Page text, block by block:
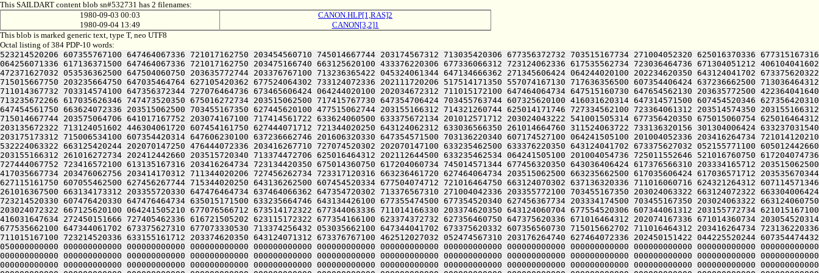
This SAILDART content blob sn#532731 has 2 filenames:
1980-09-03 00:03
CANON.HLP[1,RAS]2
1980-09-04 13:49
CANON[3,2]1
This blob is marked generic text, type T, neo UTF8
Octal listing of 384 PDP-10 words:
523214520206 607355767100 647464067336 721017162750 203454560710 745014667744 203174567312 713035420306 677356372732 703515167734 271004052320 625016370336 677315167316
064256071336 617136371500 647464067336 721017162750 203475166740 663125620100 433376220306 677336066312 723124062336 617535562734 723036464736 671304051212 406104041602
472371627032 053536362500 647504060750 203635772744 203376767100 713236365422 045324061344 647134666362 271345606424 064244020100 202234620350 643124041702 673375620322
715015667750 203235664750 647035464764 627105420362 677524064302 733124072336 202111720206 517514171350 557074167130 717636356500 607354406424 637236662500 713036464312
711014367732 703314574100 647356372344 727076464736 673465606424 064244020100 202034672312 711015172100 647464064734 647515160730 647654562130 203635772500 422364041640
713235672266 617035626346 747473520350 675016272734 203515062500 717415767730 647354706424 703455763744 607325620100 416031620314 647314571500 607454520346 627356420310
647454561750 663624072336 203515062500 703455167350 627445620100 477515062744 203155166312 714321260744 625014171746 727334562100 723364061312 203514574350 203155166312
715014667744 203575064706 641017167752 203074167100 717414561722 633624060500 633375672134 201012571712 203024043222 541001505314 677356420350 675015060754 625016464312
203135672322 713124051602 446304061720 607454161750 627444071712 721344020250 643124062312 633036566350 261014664760 311524063722 733136320156 301304006424 633237031540
203175173312 715006534100 607354420314 647606230100 637236662746 201606320330 647354571500 703136220340 607174527100 064241505100 201004052336 203416264734 721014120210
532224063322 663125420244 202070147250 476444072336 203416267710 727074520302 202070147100 633235462500 633376220350 643124041702 673375627032 052155771100 605012442660
203155166312 261016272734 202412442660 203515720340 713374472706 625016464312 202112644500 633235462534 064241505100 201004054736 725011552646 521016760750 617204074736
727444067752 723416572100 613135167316 203416264734 723134420350 675014360750 617204060734 745014571344 677456320350 643036406424 617376566310 203334165712 203515062500
417035667734 203476062756 203414170312 711344020206 727456262734 723317120316 663236461720 627464064734 203515062500 663235662500 617035606424 617036571712 203535670344
627115161750 607055462500 627456267744 715344020250 643136262500 607454520334 677504074712 721016464750 663124070302 637136320336 711016060716 624321264312 607114571346
261016367500 663134173312 203355720330 647476464734 637464066362 647354720302 713376567310 271004042336 203355772100 703455167350 203024063322 663124072322 663304006424
723214520330 607476420330 647476464734 635015171500 633235664746 643134426100 677355474500 677354520340 627456367734 203334174500 703455167350 203024063322 663124060750
203024072322 667125620100 064241505210 677076566712 673514172322 677344063336 711014166330 203374620350 643124060704 677554520306 607344061312 203155772734 621015167100
416031647634 272450151666 727405462336 616721505202 623115172322 677354166100 623374372732 627356460750 647375620336 671016464312 202074167336 671014360734 203054520314
677535662100 647344061702 673375627310 677073330530 713374256432 053035662100 647344041702 673375620332 607356560730 715015662702 711016464312 203416264734 723136220336
711015167100 723214520336 633155161712 203374620350 643124071312 673376767100 462512027032 052474567310 203176264740 627464072336 202450151422 044225520244 607354474432
050000000000 000000000000 000000000000 000000000000 000000000000 000000000000 000000000000 000000000000 000000000000 000000000000 000000000000 000000000000 000000000000
000000000000 000000000000 000000000000 000000000000 000000000000 000000000000 000000000000 000000000000 000000000000 000000000000 000000000000 000000000000 000000000000
000000000000 000000000000 000000000000 000000000000 000000000000 000000000000 000000000000 000000000000 000000000000 000000000000 000000000000 000000000000 000000000000